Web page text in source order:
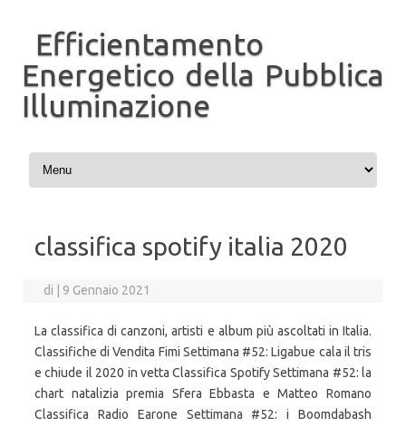
Efficientamento
Energetico della Pubblica
Illuminazione
Vai al contenuto
classifica spotify italia 2020
di 9 Gennaio 2021
La classifica di canzoni, artisti e album più ascoltati in Italia.
Classifiche di Vendita Fimi Settimana #52: Ligabue cala il tris
e chiude il 2020 in vetta Classifica Spotify Settimana #52: la
chart natalizia premia Sfera Ebbasta e Matteo Romano
Classifica Radio Earone Settimana #52: i Boomdabash